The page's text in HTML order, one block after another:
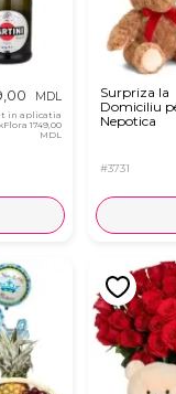
MDL
in aplicatia
1749,00
MDL
Surpriza la
Domiciliu
Nepotica
#3731